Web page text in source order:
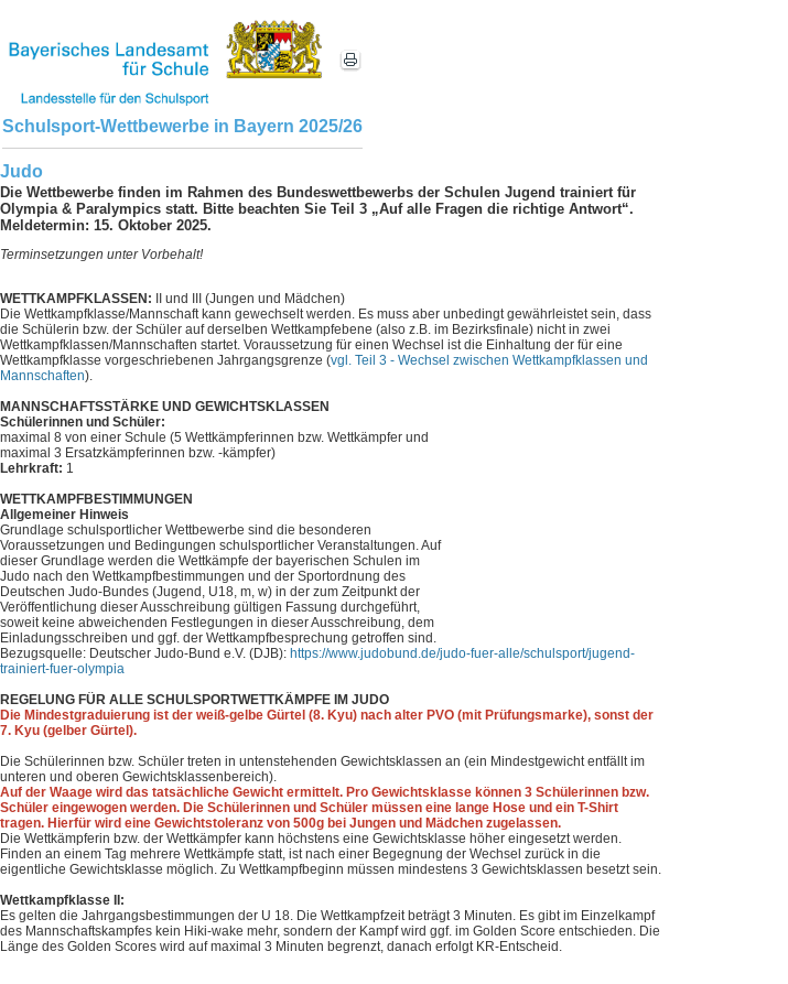
Schulsport-Wettbewerbe in Bayern 2025/26
Judo
Die Wettbewerbe finden im Rahmen des Bundeswettbewerbs der Schulen Jugend trainiert für
Olympia & Paralympics statt. Bitte beachten Sie Teil 3 „Auf alle Fragen die richtige Antwort“.
Meldetermin: 15. Oktober 2025.
Terminsetzungen unter Vorbehalt!
WETTKAMPFKLASSEN: II und III (Jungen und Mädchen)
Die Wettkampfklasse/Mannschaft kann gewechselt werden. Es muss aber unbedingt gewährleistet sein, dass
die Schülerin bzw. der Schüler auf derselben Wettkampfebene (also z.B. im Bezirksfinale) nicht in zwei
Wettkampfklassen/Mannschaften startet. Voraussetzung für einen Wechsel ist die Einhaltung der für eine
Wettkampfklasse vorgeschriebenen Jahrgangsgrenze (vgl. Teil 3 - Wechsel zwischen Wettkampfklassen und
Mannschaften).
MANNSCHAFTSSTÄRKE UND GEWICHTSKLASSEN
Schülerinnen und Schüler:
maximal 8 von einer Schule (5 Wettkämpferinnen bzw. Wettkämpfer und
maximal 3 Ersatzkämpferinnen bzw. -kämpfer)
Lehrkraft: 1
WETTKAMPFBESTIMMUNGEN
Allgemeiner Hinweis
Grundlage schulsportlicher Wettbewerbe sind die besonderen
Voraussetzungen und Bedingungen schulsportlicher Veranstaltungen. Auf
dieser Grundlage werden die Wettkämpfe der bayerischen Schulen im
Judo nach den Wettkampfbestimmungen und der Sportordnung des
Deutschen Judo-Bundes (Jugend, U18, m, w) in der zum Zeitpunkt der
Veröffentlichung dieser Ausschreibung gültigen Fassung durchgeführt,
soweit keine abweichenden Festlegungen in dieser Ausschreibung, dem
Einladungsschreiben und ggf. der Wettkampfbesprechung getroffen sind.
Bezugsquelle: Deutscher Judo-Bund e.V. (DJB): https://www.judobund.de/judo-fuer-alle/schulsport/jugend-
trainiert-fuer-olympia
REGELUNG FÜR ALLE SCHULSPORTWETTKÄMPFE IM JUDO
Die Mindestgraduierung ist der weiß-gelbe Gürtel (8. Kyu) nach alter PVO (mit Prüfungsmarke), sonst der
7. Kyu (gelber Gürtel).
Die Schülerinnen bzw. Schüler treten in untenstehenden Gewichtsklassen an (ein Mindestgewicht entfällt im
unteren und oberen Gewichtsklassenbereich).
Auf der Waage wird das tatsächliche Gewicht ermittelt. Pro Gewichtsklasse können 3 Schülerinnen bzw.
Schüler eingewogen werden. Die Schülerinnen und Schüler müssen eine lange Hose und ein T-Shirt
tragen. Hierfür wird eine Gewichtstoleranz von 500g bei Jungen und Mädchen zugelassen.
Die Wettkämpferin bzw. der Wettkämpfer kann höchstens eine Gewichtsklasse höher eingesetzt werden.
Finden an einem Tag mehrere Wettkämpfe statt, ist nach einer Begegnung der Wechsel zurück in die
eigentliche Gewichtsklasse möglich. Zu Wettkampfbeginn müssen mindestens 3 Gewichtsklassen besetzt sein.
Wettkampfklasse II:
Es gelten die Jahrgangsbestimmungen der U 18. Die Wettkampfzeit beträgt 3 Minuten. Es gibt im Einzelkampf
des Mannschaftskampfes kein Hiki-wake mehr, sondern der Kampf wird ggf. im Golden Score entschieden. Die
Länge des Golden Scores wird auf maximal 3 Minuten begrenzt, danach erfolgt KR-Entscheid.